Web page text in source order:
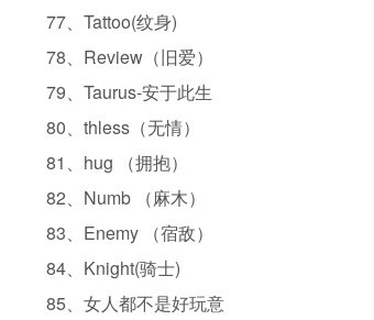
77、Tattoo(纹身)
78、Review（旧爱）
79、Taurus-安于此生
80、thless（无情）
81、hug （拥抱）
82、Numb （麻木）
83、Enemy （宿敌）
84、Knight(骑士)
85、女人都不是好玩意